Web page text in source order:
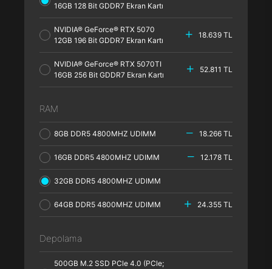
16GB 128 Bit GDDR7 Ekran Kartı
NVIDIA® GeForce® RTX 5070
12GB 196 Bit GDDR7 Ekran Kartı
18.639 TL
NVIDIA® GeForce® RTX 5070TI
16GB 256 Bit GDDR7 Ekran Kartı
52.811 TL
RAM
8GB DDR5 4800MHZ UDIMM 18.266 TL
16GB DDR5 4800MHZ UDIMM 12.178 TL
32GB DDR5 4800MHZ UDIMM
64GB DDR5 4800MHZ UDIMM 24.355 TL
Depolama
500GB M.2 SSD PCle 4.0 (PCle;